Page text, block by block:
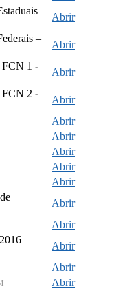
–
Abrir
–
Abrir
FCN 1 -
Abrir
FCN 2 -
Abrir
Abrir
Abrir
Abrir
Abrir
Abrir
Abrir
Abrir
Abrir
Abrir
Abrir